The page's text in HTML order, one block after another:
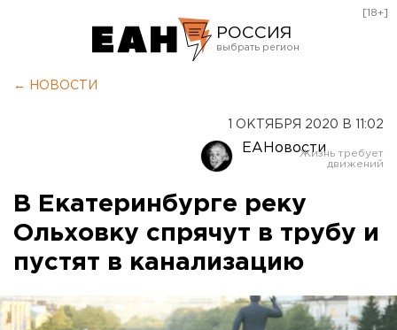
РОССИЯ
Оренбург
[18+]
← НОВОСТИ
1 ОКТЯБРЯ 2020 В 11:02
ЕАНовости
В Екатеринбурге реку
Ольховку спрячут в трубу и
пустят в канализацию